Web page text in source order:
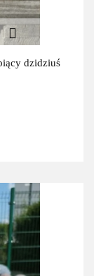
dzidziuś